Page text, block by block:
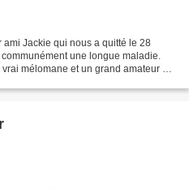
Jackie qui nous a quitté le 28
une longue maladie.
mélomane et un grand amateur de